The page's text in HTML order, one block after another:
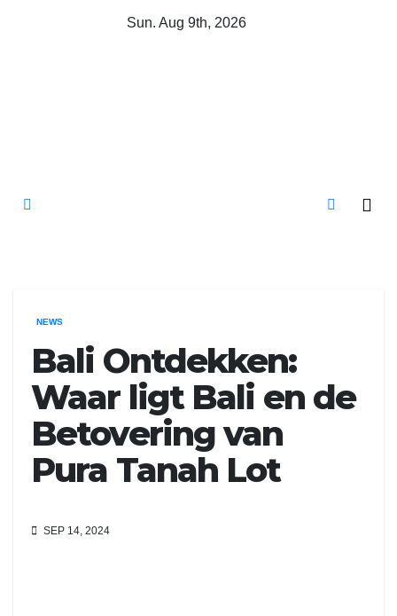
Sun. Aug 9th, 2026
NEWS
Bali Ontdekken:
Waar ligt Bali en de
Betovering van
Pura Tanah Lot
SEP 14, 2024